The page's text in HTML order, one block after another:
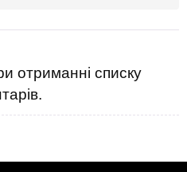
отриманні списку